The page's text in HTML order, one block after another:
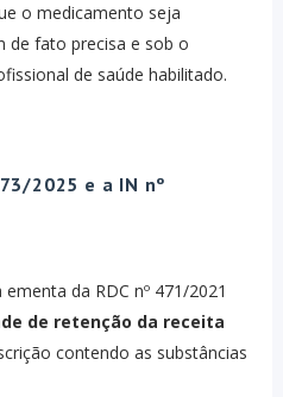
o medicamento seja
de fato precisa e sob o
de saúde habilitado.
2025 e a IN nº
da RDC nº 471/2021
de retenção da receita
contendo as substâncias